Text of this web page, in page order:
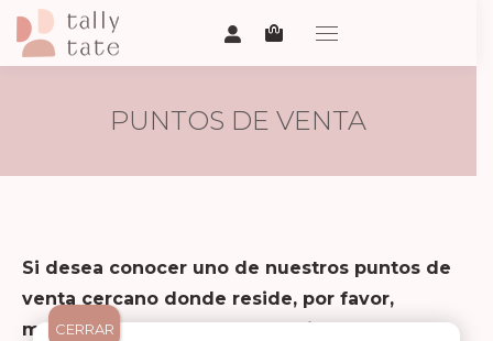
PUNTOS DE VENTA
Si desea conocer uno de nuestros puntos de
venta cercano donde reside, por favor,
mándenos un correo electrónico a
CERRAR